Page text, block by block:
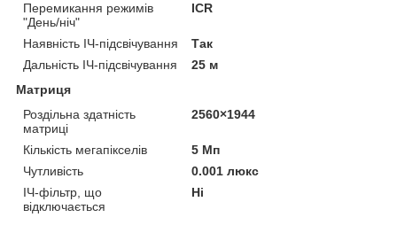
Перемикання режимів
"День/ніч"
ICR
Наявність ІЧ-підсвічування
Так
Дальність ІЧ-підсвічування
25 м
Матриця
Роздільна здатність
матриці
2560×1944
Кількість мегапікселів
5 Мп
Чутливість
0.001 люкс
ІЧ-фільтр, що
відключається
Ні